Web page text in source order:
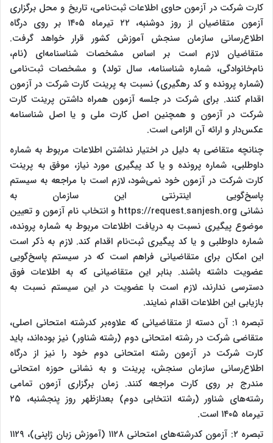
کارت شرکت در آزمون حاوی اطلاعات ثبت‌نامی، تاریخ و محل برگزاری
آزمون متقاضیان از روز دوشنبه، ۲۲ تیرماه ۱۴۰۵ بر روی درگاه
اطلاع‌رسانی سازمان سنجش آموزش کشور قرار خواهد گرفت.
متقاضیان لازم است بر اساس مشخصات شناسنامه‌ای (نام‌،
نام‌خانوادگی، شماره شناسنامه، سال تولد) و مشخصات ثبت‌نامی
(شماره پرونده و کد رهگیری) نسبت به پرینت کارت شرکت در آزمون
اقدام کنند. برای شرکت در جلسه آزمون همراه داشتن پرینت کارت
شرکت در آزمون و همچنین اصل کارت ملی و یا اصل شناسنامه
عکس‌دار و ارائه آن الزامی است.
چنانچه متقاضی به دلیل در اختیار نداشتن اطلاعات مربوط به شماره
داوطلبی، شماره پرونده و یا کد پیگیری مورد نیاز، موفق به پرینت
کارت شرکت در آزمون خود نمی‌شود، لازم است با مراجعه به سیستم
پاسخ‌گویی اینترنتی این سازمان به
نشانی https://request.sanjesh.org و انتخاب نام آزمون و تعیین
موضوع پیگیری نسبت به دریافت اطلاعات مربوط به شماره پرونده،
شماره داوطلبی و یا کد پیگیری ثبت‌نام اقدام کند. لازم به ذکر است
این امکان برای متقاضیانی فراهم است که در سیستم پاسخ‌گویی
عضویت داشته باشند. بنابر این متقاضیانی که به اطلاعات فوق
دسترسی ندارند، لازم است با عضویت در این سیستم نسبت به
بازیابی این اطلاعات اقدام نمایند.
تبصره ۱: آن دسته از متقاضیانی که علاوه‌بر کدرشته امتحانی اصلی،
متقاضی شرکت در رشته امتحانی دوم (رشته‌ شناور) نیز بوده‌اند، باید
کارت شرکت در آزمون رشته امتحانی دوم خود را نیز از درگاه
اطلاع‌رسانی سازمان سنجش، پرینت و به نشانی حوزه امتحانی
مندرج بر روی کارت مراجعه کنند. زمان برگزاری آزمون تمامی
رشته‌های شناور (رشته انتخابی دوم) بعدازظهر روز پنجشنبه، ۲۵
تیرماه ۱۴۰۵ است.
تبصره ۲: آزمون‌ کدرشته‌های امتحانی ۱۱۲۸ (آموزش زبان ژاپنی)، ۱۱۲۹